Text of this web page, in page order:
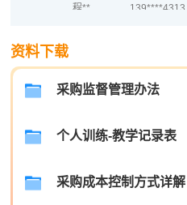
陈* 133****7640
李** 137****3734
王** 189****8836
资料下载
采购监督管理办法
个人训练-教学记录表
采购成本控制方式详解